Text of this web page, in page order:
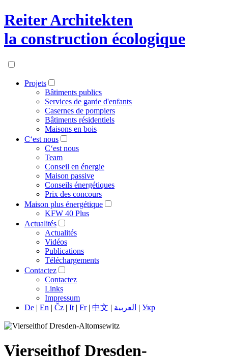
Reiter Architekten
la construction écologique
Projets
Bâtiments publics
Services de garde d'enfants
Casernes de pompiers
Bâtiments résidentiels
Maisons en bois
C‘est nous
C‘est nous
Team
Conseil en énergie
Maison passive
Conseils énergétiques
Prix des concours
Maison plus énergétique
KFW 40 Plus
Actualités
Actualités
Vidéos
Publications
Téléchargements
Contactez
Contactez
Links
Impressum
De | En | Čz | It | Fr| 中文 | العربية | Укр
Vierseithof Dresden-